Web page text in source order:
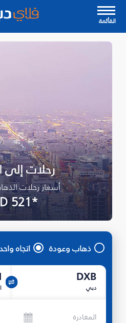
القأئمة
رحلات إلى
أسعار رحلات
*AED 521
ذهاب وعودة اتجاه
DXB
دبي
المغادرة